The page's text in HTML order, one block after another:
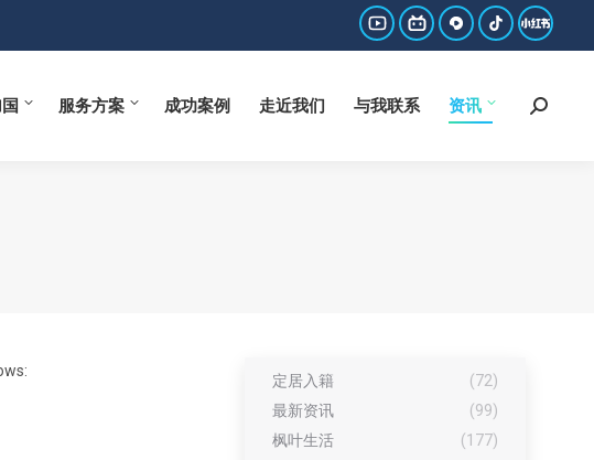
YouTube
opens
哔
哔
西
page
抖
page
小
书
服务方案 成功案例 走近我们 与我联系 资讯 Search:
定居入籍
(72)
最新资讯
(99)
枫叶生活
(177)
与我联系 资讯 Search: